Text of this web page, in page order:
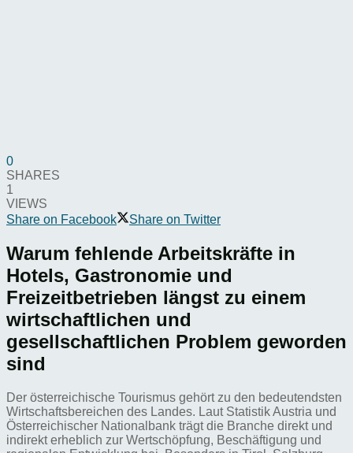
0
SHARES
1
VIEWS
Share on Facebook
Share on Twitter
Warum fehlende Arbeitskräfte in
Hotels, Gastronomie und
Freizeitbetrieben längst zu einem
wirtschaftlichen und
gesellschaftlichen Problem geworden
sind
Der österreichische Tourismus gehört zu den bedeutendsten
Wirtschaftsbereichen des Landes. Laut Statistik Austria und
Österreichischer Nationalbank trägt die Branche direkt und
indirekt erheblich zur Wertschöpfung, Beschäftigung und